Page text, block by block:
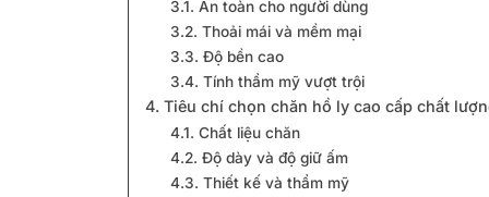
3.1. An toàn cho người dùng
3.2. Thoải mái và mềm mại
3.3. Độ bền cao
3.4. Tính thẩm mỹ vượt trội
4. Tiêu chí chọn chăn hồ ly cao cấp chất
4.1. Chất liệu chăn
4.2. Độ dày và độ giữ ấm
4.3. Thiết kế và thẩm mỹ